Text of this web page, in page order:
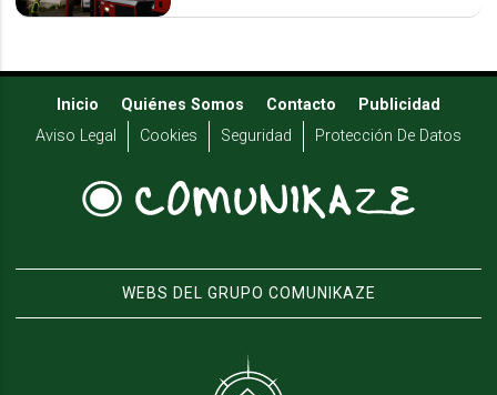
Inicio Quiénes Somos Contacto
Publicidad
Aviso Legal
Cookies Seguridad Protección De Datos
WEBS DEL GRUPO COMUNIKAZE